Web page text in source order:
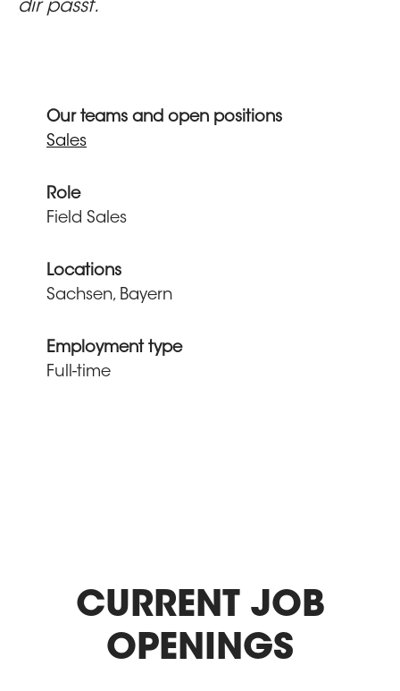
dir passt.
Our teams and open positions
Sales
Role
Field Sales
Locations
Sachsen, Bayern
Employment type
Full-time
CURRENT JOB
OPENINGS